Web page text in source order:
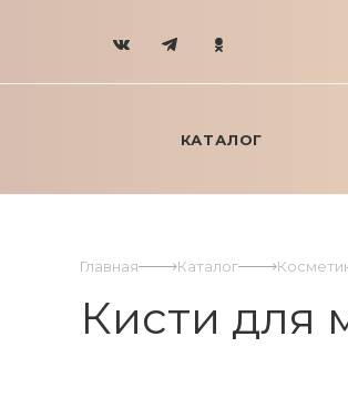
КАТАЛОГ
Главная Каталог
Кисти для